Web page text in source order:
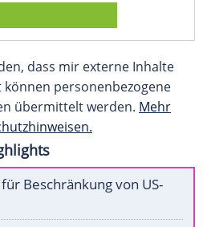
dass mir externe Inhalte
personenbezogene
übermittelt werden. Mehr
Beschränkung von US-